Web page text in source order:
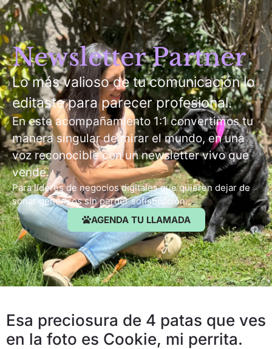
Newsletter Partner
Lo más valioso de tu comunicación lo
editaste para parecer profesional.
En este acompañamiento 1:1 convertimos tu
manera singular de mirar el mundo, en una
voz reconocible con un newsletter vivo que
vende.
Para líderes de negocios digitales que quieren dejar de
sonar genéricos sin perder sofisticación.
AGENDA TU LLAMADA
Esa preciosura de 4 patas que ves
en la foto es Cookie, mi perrita.